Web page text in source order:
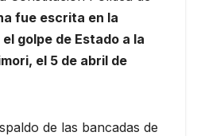
fue escrita en la
golpe de Estado a la
el 5 de abril de
de las bancadas de